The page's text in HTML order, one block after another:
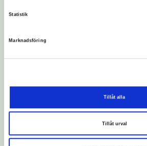
Statistik
Marknadsföring
Tillåt alla
Tillåt urval
Brygga
Ramp upp på brygga
Det finns dock inga
för allmänheten.
Uppdaterad: 2023-02-21